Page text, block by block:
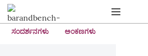
ಸಂದರ್ಶನಗಳು ಅಂಕಣಗಳು